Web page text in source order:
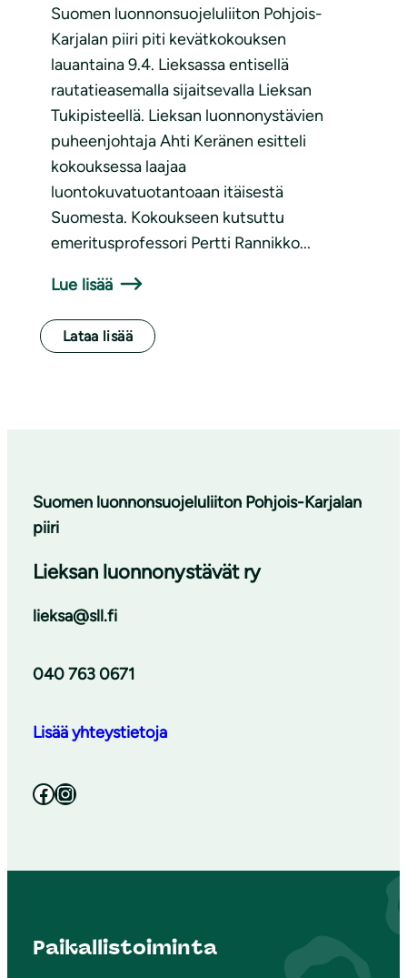
Suomen luonnonsuojeluliiton Pohjois-
Karjalan piiri piti kevätkokouksen
lauantaina 9.4. Lieksassa entisellä
rautatieasemalla sijaitsevalla Lieksan
Tukipisteellä. Lieksan luonnonystävien
puheenjohtaja Ahti Keränen esitteli
kokouksessa laajaa
luontokuvatuotantoaan itäisestä
Suomesta. Kokoukseen kutsuttu
emeritusprofessori Pertti Rannikko...
Lue lisää
Lataa lisää
Suomen luonnonsuojeluliiton Pohjois-Karjalan
piiri
Lieksan luonnonystävät ry
lieksa@sll.fi
040 763 0671
Lisää yhteystietoja
Facebook Instagram
Paikallistoiminta